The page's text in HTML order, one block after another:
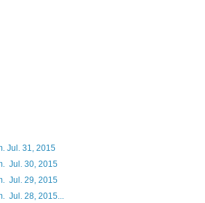
Jul. 31, 2015
Jul. 30, 2015
Jul. 29, 2015
Jul. 28, 2015...